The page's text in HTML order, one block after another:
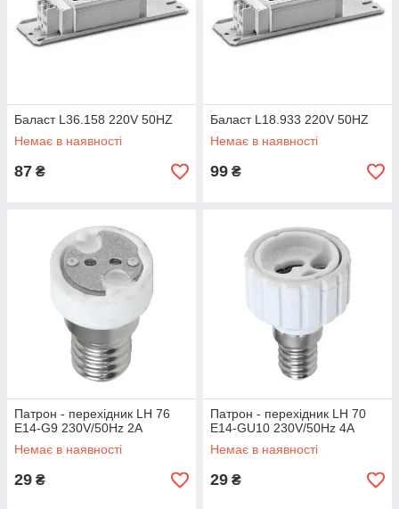
Баласт L36.158 220V 50HZ
Немає в наявності
87 ₴
Баласт L18.933 220V 50HZ
Немає в наявності
99 ₴
Патрон - перехідник LH 76
E14-G9 230V/50Hz 2A
Немає в наявності
29 ₴
Патрон - перехідник LH 70
E14-GU10 230V/50Hz 4A
Немає в наявності
29 ₴